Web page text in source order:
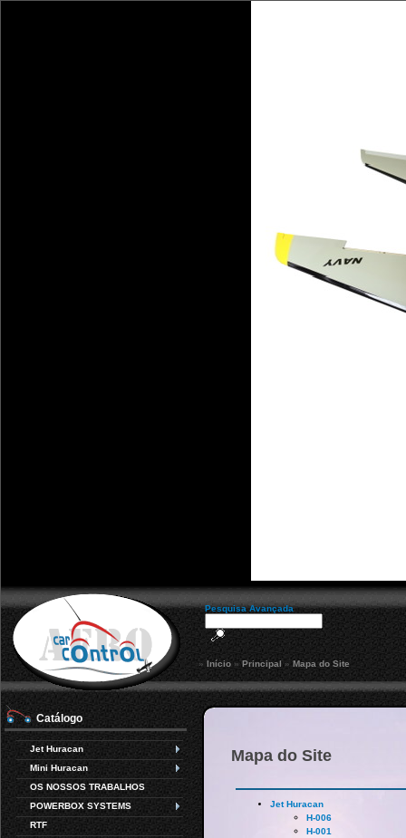
Jet Huracan
Mini Huracan
OS NOSSOS TRABALHOS
POWERBOX SYSTEMS
RTF
Pesquisa Avançada
» Início »Principal» Mapa do Site
Catálogo
Mapa do Site
Jet Huracan
H-006
H-001